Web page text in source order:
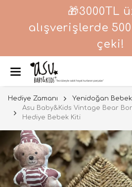
🎁3000TL
alışverişlerde
çeki!
Hediye Zamanı
Yenidoğan
Asu Baby&Kids Vintage Bear
Hediye Bebek Kiti